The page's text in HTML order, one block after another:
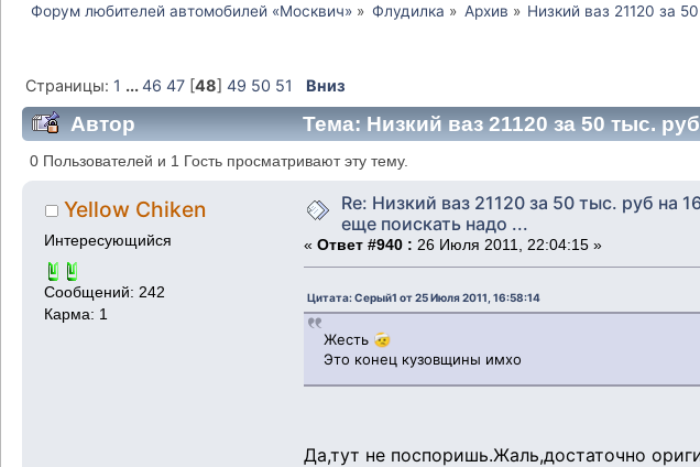
Форум любителей автомобилей «Москвич» » Флудилка » Архив » Низкий ваз 21120 за
Страницы: 1 ...46 47[48] 49 50 51 Вниз
Автор Тема: Низкий ваз 21120 за 50 тыс.
0 Пользователей и 1 Гость просматривают эту тему.
Yellow Chiken
Интересующийся
Сообщений: 242
Карма: 1
Re: Низкий ваз 21120 за 50 тыс. руб на
еще поискать надо ...
« Ответ #940 : 26 Июля 2011, 22:04:15 »
Цитата: Серый1 от 25 Июля 2011, 16:58:14
Жесть 🤕
Это конец кузовщины имхо
Да,тут не поспоришь.Жаль,достаточно